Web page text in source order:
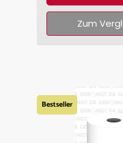
Zum
Bestseller